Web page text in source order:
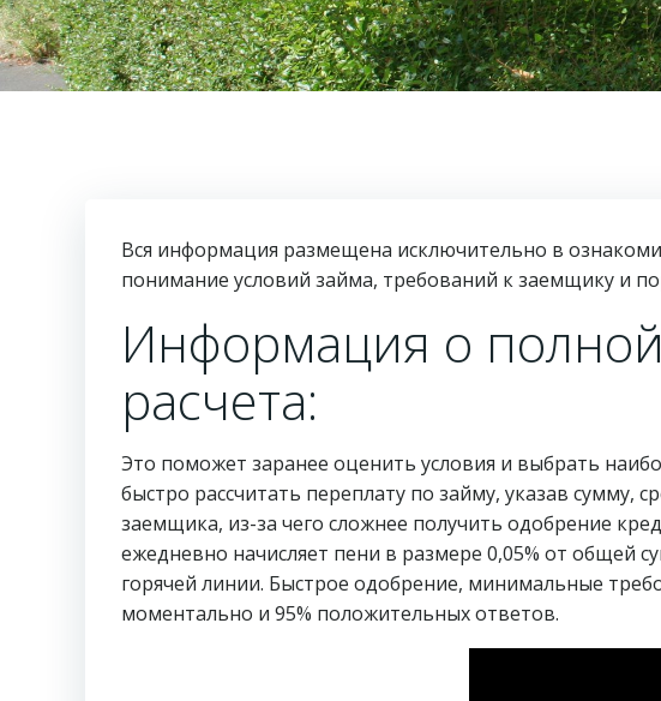
Вся информация размещена исключительно в
понимание условий займа, требований к заемщику и
Информация о
расчета:
Это поможет заранее оценить условия и выбрать
быстро рассчитать переплату по займу, указав
заемщика, из-за чего сложнее получить одобрение
ежедневно начисляет пени в размере 0,05% от общей
горячей линии. Быстрое одобрение, минимальные
моментально и 95% положительных ответов.